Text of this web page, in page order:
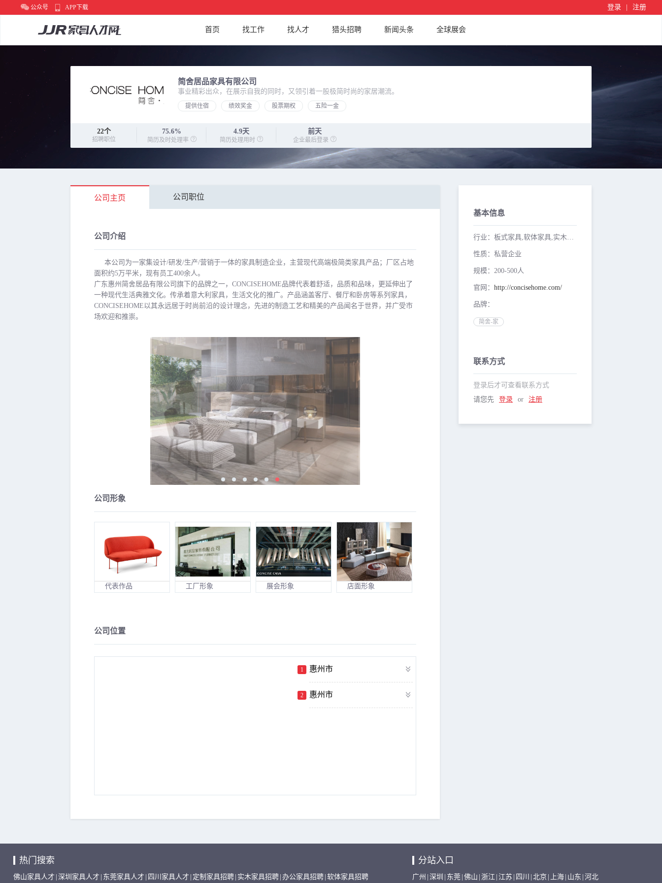
公众号 APP下载 登录 注册
首页 找工作 找人才 猎头招聘 新闻头条 全球展会
简舍居品家具有限公司
事业精彩出众，在展示自我的同时，又领引着一股极简时尚的家居潮流。
提供住宿 绩效奖金 股票期权 五险一金
22个
招聘职位
75.6%
简历及时处理率
4.9天
简历处理用时
前天
企业最后登录
公司主页 公司职位
公司介绍
本公司为一家集设计/研发/生产/营销于一体的家具制造企业，主营现代高端极简类家具产品；厂区占地
面积约5万平米，现有员工400余人。
广东惠州简舍居品有限公司旗下的品牌之一，CONCISEHOME品牌代表着舒适，品质和品味，更延伸出了
一种现代生活典雅文化。传承着意大利家具，生活文化的推广。产品涵盖客厅、餐厅和卧房等系列家具，
CONCISEHOME以其永远居于时尚前沿的设计理念，先进的制造工艺和精美的产品闻名于世界，并广受市
场欢迎和推崇。
公司形象
代表作品 工厂形象 展会形象 店面形象
公司位置
1 惠州市
2 惠州市
基本信息
行业：板式家具,软体家具,实木家具
性质：私营企业
规模：200-500人
官网： http://concisehome.com/
品牌：
简舍-家
联系方式
登录后才可查看联系方式
请您先
登录 or 注册
热门搜索
佛山家具人才 深圳家具人才 东莞家具人才 四川家具人才 定制家具招聘 实木家具招聘 办公家具招聘 软体家具招聘
分站入口
广州 深圳 东莞 佛山 浙江 江苏 四川 北京 上海 山东 河北